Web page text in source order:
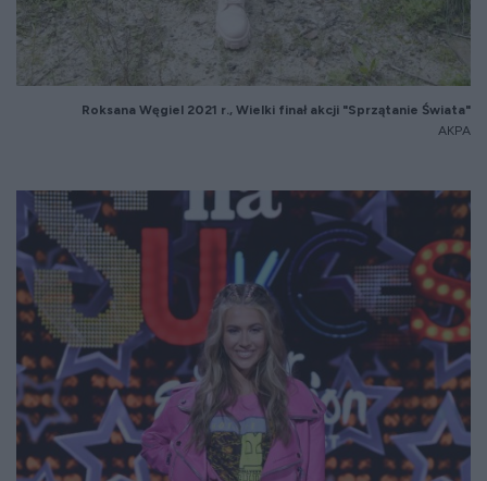
Roksana Węgiel 2021 r., Wielki finał akcji "Sprzątanie Świata"
AKPA